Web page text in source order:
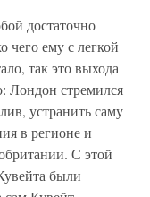
достаточно
чего ему с легкой
так это выхода
Лондон стремился
устранить саму
в регионе и
С этой
были